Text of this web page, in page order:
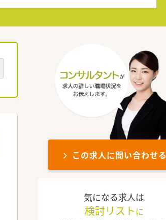
この求人に問い合わせる
気になる求人は
検討リスト に